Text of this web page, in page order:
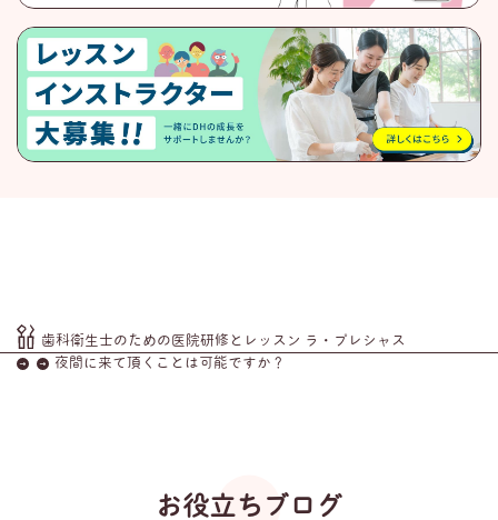
歯科衛生士のための医院研修とレッスン ラ・プレシャス
夜間に来て頂くことは可能ですか？
お役立ちブログ